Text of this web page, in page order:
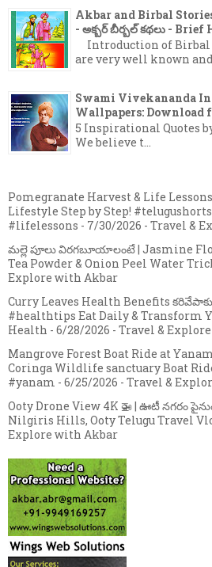
Akbar and Birbal
- అక్బర్ బీర్బల్ కథలు -
Introduction of Birbal
are very well known
Swami Vivekananda
Wallpapers:
5 Inspirational Quotes
We believe t...
Pomegranate Harvest & Life
Lifestyle Step by Step! #telugushorts
#lifelessons - 7/30/2026 - Travel &
మల్లె పూలు విరగబూయాలంటే | Jasmine
Tea Powder & Onion Peel Water
Explore with Akbar
Curry Leaves Health Benefits
#healthtips Eat Daily & Transform
Health - 6/28/2026 - Travel &
Mangrove Forest Boat Ride at
Coringa Wildlife sanctuary Boat
#yanam - 6/25/2026 - Travel &
Ooty Drone View 4K 🚁 | ఊటీ నగరం
Nilgiris Hills, Ooty Telugu Travel
Explore with Akbar